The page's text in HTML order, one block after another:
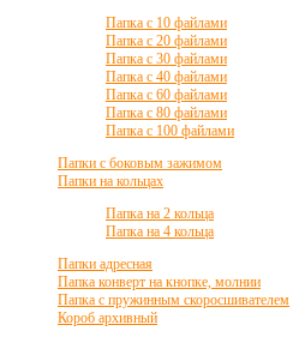
Папка с 10 файлами
Папка с 20 файлами
Папка с 30 файлами
Папка с 40 файлами
Папка с 60 файлами
Папка с 80 файлами
Папка с 100 файлами
Папки с боковым зажимом
Папки на кольцах
Папка на 2 кольца
Папка на 4 кольца
Папки адресная
Папка конверт на кнопке, молнии
Папка с пружинным скоросшивателем
Короб архивный